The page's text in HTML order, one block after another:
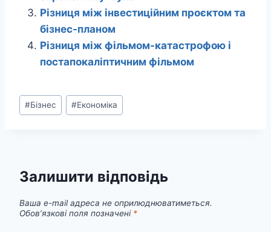
Різниця між інвестиційним проєктом та
бізнес-планом
Різниця між фільмом-катастрофою і
постапокаліптичним фільмом
Позначки
запису:
#Бізнес #Економіка
Залишити відповідь
Ваша e-mail адреса не оприлюднюватиметься.
Обов’язкові поля позначені *